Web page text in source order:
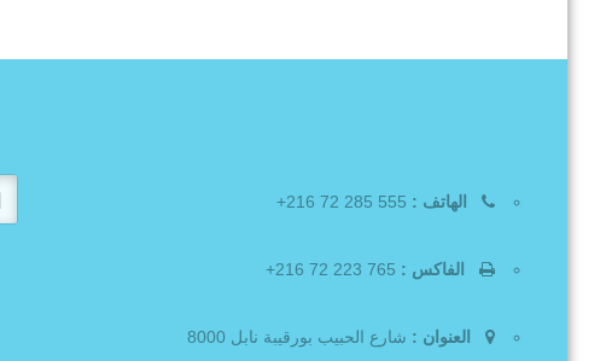
الهاتف :
الفاكس :
العنوان : شارع الحبيب بورقيبة نابل 8000